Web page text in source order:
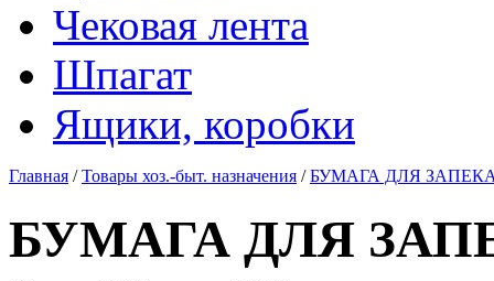
Чековая лента
Шпагат
Ящики, коробки
Главная /Товары хоз.-быт. назначения /БУМАГА ДЛЯ
БУМАГА ДЛЯ